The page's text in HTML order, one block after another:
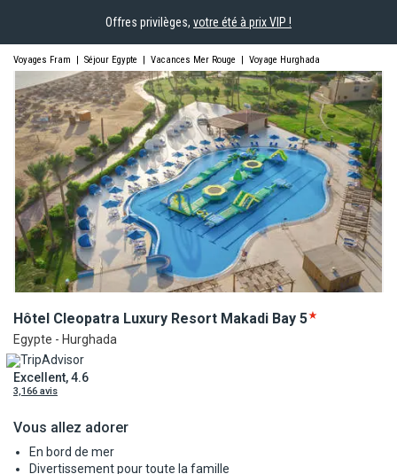
Offres privilèges, votre été à prix VIP !
Voyages Fram | Séjour Egypte | Vacances Mer Rouge | Voyage Hurghada
Hôtel Cleopatra Luxury Resort Makadi Bay 5
Egypte - Hurghada
Excellent, 4.6
3,166 avis
Vous allez adorer
En bord de mer
Divertissement pour toute la famille